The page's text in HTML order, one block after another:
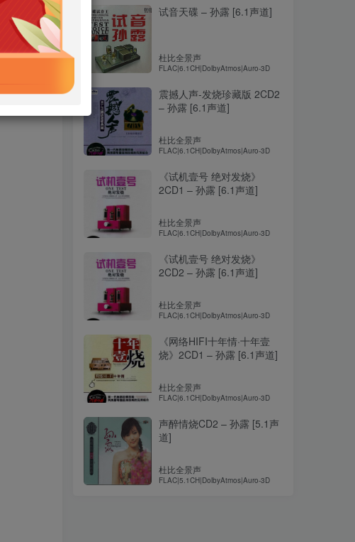
试音天碟 – 孙露 [6.1声道]
杜比全景声
FLAC|6.1CH|DolbyAtmos|Auro-3D
震撼人声-发烧珍藏版 2CD2
– 孙露 [6.1声道]
杜比全景声
FLAC|6.1CH|DolbyAtmos|Auro-3D
《试机壹号 绝对发烧》
2CD1 – 孙露 [6.1声道]
杜比全景声
FLAC|6.1CH|DolbyAtmos|Auro-3D
《试机壹号 绝对发烧》
2CD2 – 孙露 [6.1声道]
杜比全景声
FLAC|6.1CH|DolbyAtmos|Auro-3D
《网络HIFI十年情·十年壹
烧》2CD1 – 孙露 [6.1声道]
杜比全景声
FLAC|6.1CH|DolbyAtmos|Auro-3D
声醉情烧CD2 – 孙露 [5.1声
道]
杜比全景声
FLAC|5.1CH|DolbyAtmos|Auro-3D